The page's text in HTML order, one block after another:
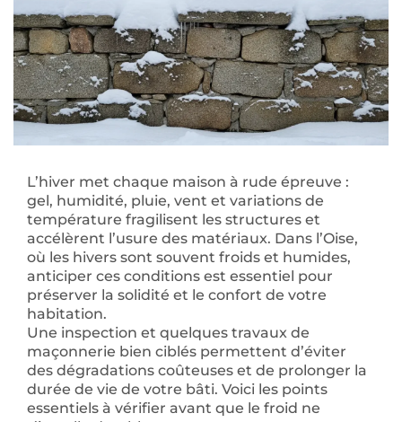
L’hiver met chaque maison à rude épreuve :
gel, humidité, pluie, vent et variations de
température fragilisent les structures et
accélèrent l’usure des matériaux. Dans l’Oise,
où les hivers sont souvent froids et humides,
anticiper ces conditions est essentiel pour
préserver la solidité et le confort de votre
habitation.
Une inspection et quelques travaux de
maçonnerie bien ciblés permettent d’éviter
des dégradations coûteuses et de prolonger la
durée de vie de votre bâti. Voici les points
essentiels à vérifier avant que le froid ne